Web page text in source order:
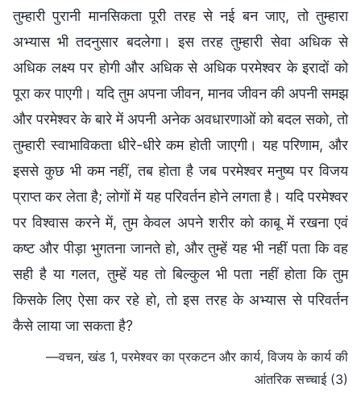
तुम्हारी पुरानी मानसिकता पूरी तरह से नई बन जाए, तो तुम्हारा
अभ्यास भी तदनुसार बदलेगा। इस तरह तुम्हारी सेवा अधिक से
अधिक लक्ष्य पर होगी और अधिक से अधिक परमेश्वर के इरादों को
पूरा कर पाएगी। यदि तुम अपना जीवन, मानव जीवन की अपनी समझ
और परमेश्वर के बारे में अपनी अनेक अवधारणाओं को बदल सको, तो
तुम्हारी स्वाभाविकता धीरे-धीरे कम होती जाएगी। यह परिणाम, और
इससे कुछ भी कम नहीं, तब होता है जब परमेश्वर मनुष्य पर विजय
प्राप्त कर लेता है; लोगों में यह परिवर्तन होने लगता है। यदि परमेश्वर
पर विश्वास करने में, तुम केवल अपने शरीर को काबू में रखना एवं
कष्ट और पीड़ा भुगतना जानते हो, और तुम्हें यह भी नहीं पता कि वह
सही है या गलत, तुम्हें यह तो बिल्कुल भी पता नहीं होता कि तुम
किसके लिए ऐसा कर रहे हो, तो इस तरह के अभ्यास से परिवर्तन
कैसे लाया जा सकता है?
—वचन, खंड 1, परमेश्वर का प्रकटन और कार्य, विजय के कार्य की
आंतरिक सच्चाई (3)